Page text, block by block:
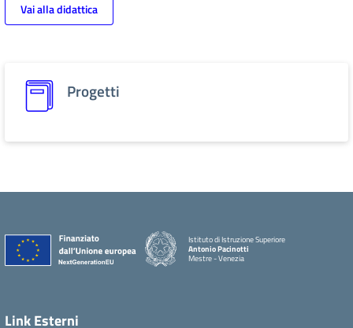
Vai alla didattica
Progetti
Istituto di Istruzione Superiore
Antonio Pacinotti
Mestre - Venezia
Link Esterni